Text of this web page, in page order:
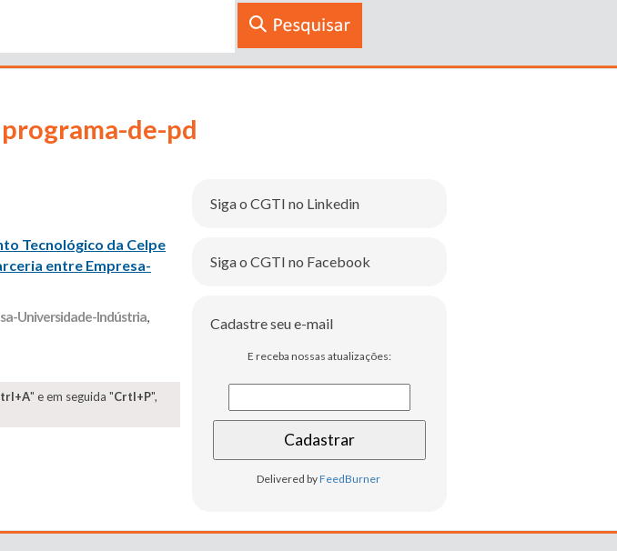
programa-de-pd
Tecnológico da Celpe
entre Empresa-
Universidade-Indústria,
" e em seguida "Crtl+P",
Siga o CGTI no Linkedin
Siga o CGTI no Facebook
Cadastre seu e-mail
E receba nossas atualizações:
Delivered byFeedBurner